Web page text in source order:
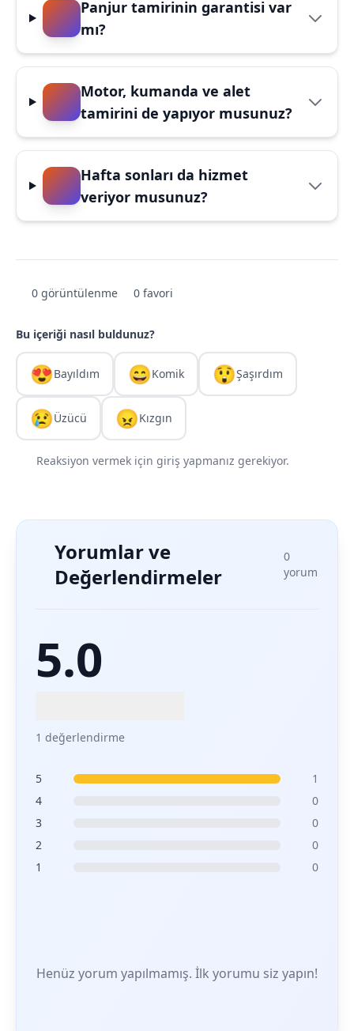
Panjur tamirinin garantisi var
mı?
Motor, kumanda ve alet
tamirini de yapıyor musunuz?
Hafta sonları da hizmet
veriyor musunuz?
0 görüntülenme 0 favori
Bu içeriği nasıl buldunuz?
😍Bayıldım 😄Komik 😲Şaşırdım
😢Üzücü 😠Kızgın
Reaksiyon vermek için giriş yapmanız gerekiyor.
Yorumlar ve
Değerlendirmeler
0
yorum
5.0
1 değerlendirme
5
1
4
0
3
0
2
0
1
0
Henüz yorum yapılmamış. İlk yorumu siz yapın!